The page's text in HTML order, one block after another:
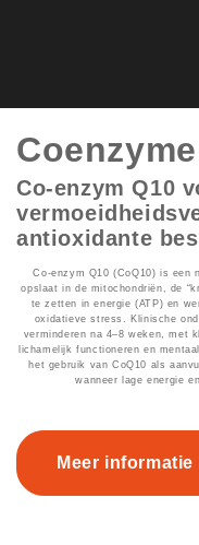
Co-enzym Q10
antioxidante
Co-enzym Q10 (CoQ10) is een
opslaat in de mitochondriën, de
te zetten in energie (ATP) en
oxidatieve stress. Klinische
verminderen na 4–8 weken, met
lichamelijk functioneren en
het gebruik van CoQ10 als
wanneer lage energie
Meer informatie